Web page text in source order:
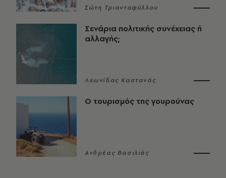
Σώτη Τριανταφύλλου
Σενάρια πολιτικής συνέχειας ή
αλλαγής;
Λεωνίδας Καστανάς
Ο τουρισμός της γουρούνας
Ανδρέας Βασιλιάς